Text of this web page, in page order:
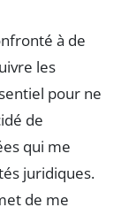
à de
les
pour ne
de
qui me
juridiques.
de me